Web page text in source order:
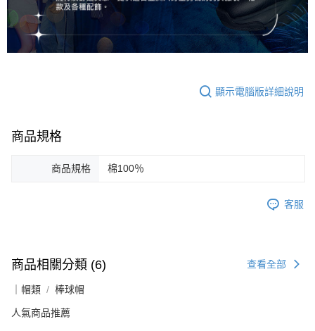
顯示電腦版詳細說明
商品規格
商品規格 棉100％
客服
商品相關分類 (6) 查看全部
｜帽類 棒球帽
人氣商品推薦